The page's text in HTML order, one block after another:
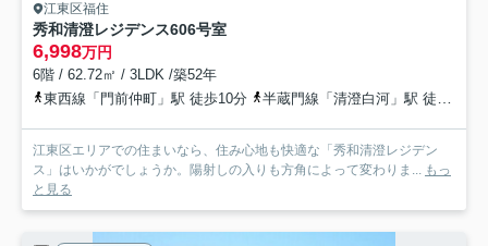
江東区福住
秀和清澄レジデンス606号室
6,998万円
6階 / 62.72㎡ / 3LDK /築52年
東西線「門前仲町」駅 徒歩10分
半蔵門線「清澄白河」駅 徒歩11分
江東区エリアでの住まいなら、住み心地も快適な「秀和清澄レジデン
ス」はいかがでしょうか。陽射しの入りも方角によって変わりま... もっ
と見る